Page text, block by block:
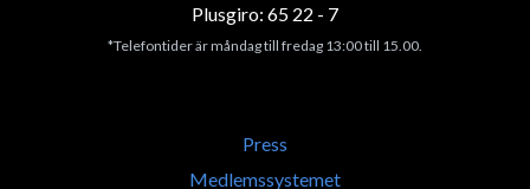
Plusgiro: 65 22 - 7
*Telefontider är måndag till fredag 13:00 till 15.00.
Press
Medlemssystemet